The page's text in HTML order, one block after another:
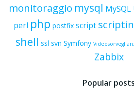
monitoraggio mysql MySQL
perl php postfix script
shell ssl svn Symfony
Zabbix
Popular posts